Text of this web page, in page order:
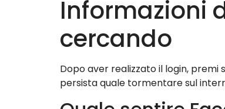
Informazioni
cercando
Dopo aver realizzato il login,
persista quale tormentare sul